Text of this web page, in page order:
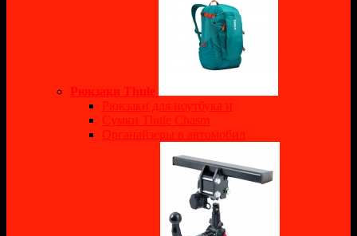
Рюкзаки Thule
Рюкзаки для ноутбука и
Сумки Thule Chasm
Органайзеры в автомобил